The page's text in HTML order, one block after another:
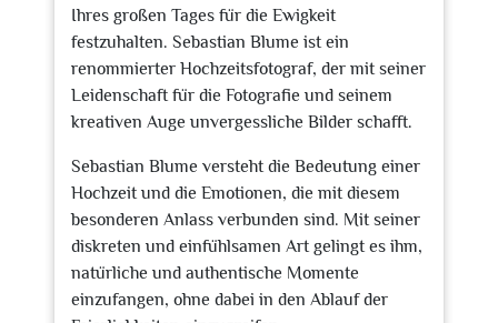
Ihres großen Tages für die Ewigkeit
festzuhalten. Sebastian Blume ist ein
renommierter Hochzeitsfotograf, der mit seiner
Leidenschaft für die Fotografie und seinem
kreativen Auge unvergessliche Bilder schafft.
Sebastian Blume versteht die Bedeutung einer
Hochzeit und die Emotionen, die mit diesem
besonderen Anlass verbunden sind. Mit seiner
diskreten und einfühlsamen Art gelingt es ihm,
natürliche und authentische Momente
einzufangen, ohne dabei in den Ablauf der